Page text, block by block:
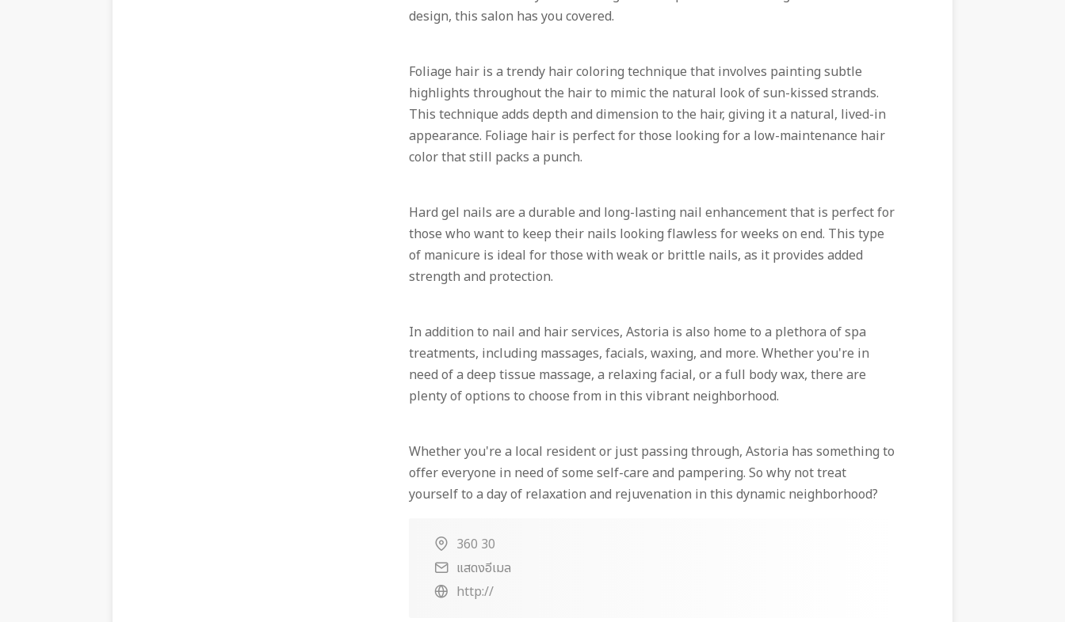
design, this salon has you covered.
Foliage hair is a trendy hair coloring technique that involves painting subtle
highlights throughout the hair to mimic the natural look of sun-kissed strands.
This technique adds depth and dimension to the hair, giving it a natural, lived-in
appearance. Foliage hair is perfect for those looking for a low-maintenance hair
color that still packs a punch.
Hard gel nails are a durable and long-lasting nail enhancement that is perfect for
those who want to keep their nails looking flawless for weeks on end. This type
of manicure is ideal for those with weak or brittle nails, as it provides added
strength and protection.
In addition to nail and hair services, Astoria is also home to a plethora of spa
treatments, including massages, facials, waxing, and more. Whether you're in
need of a deep tissue massage, a relaxing facial, or a full body wax, there are
plenty of options to choose from in this vibrant neighborhood.
Whether you're a local resident or just passing through, Astoria has something to
offer everyone in need of some self-care and pampering. So why not treat
yourself to a day of relaxation and rejuvenation in this dynamic neighborhood?
360 30
แสดงอีเมล
http://